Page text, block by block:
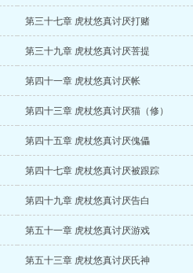
第三十七章 虎杖悠真讨厌打赌
第三十九章 虎杖悠真讨厌菩提
第四十一章 虎杖悠真讨厌帐
第四十三章 虎杖悠真讨厌猫（修）
第四十五章 虎杖悠真讨厌傀儡
第四十七章 虎杖悠真讨厌被跟踪
第四十九章 虎杖悠真讨厌告白
第五十一章 虎杖悠真讨厌游戏
第五十三章 虎杖悠真讨厌氏神